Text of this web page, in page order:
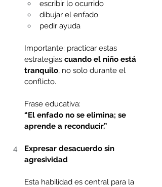
escribir lo ocurrido
dibujar el enfado
pedir ayuda
Importante: practicar estas
estrategias cuando el niño está
tranquilo, no solo durante el
conflicto.
Frase educativa:
“El enfado no se elimina; se
aprende a reconducir.”
Expresar desacuerdo sin
agresividad
Esta habilidad es central para la